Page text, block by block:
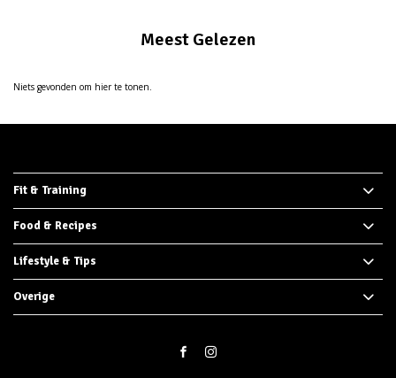
Meest Gelezen
Niets gevonden om hier te tonen.
Fit & Training
Food & Recipes
Lifestyle & Tips
Overige